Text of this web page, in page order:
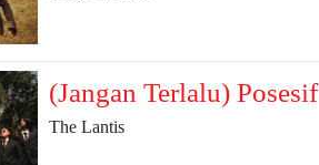
(Jangan Terlalu) Posesif
The Lantis